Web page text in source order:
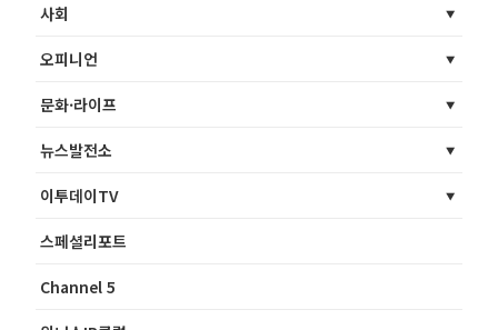
사회
오피니언
문화·라이프
뉴스발전소
이투데이TV
스페셜리포트
Channel 5